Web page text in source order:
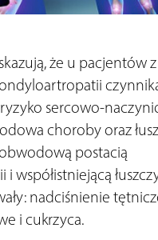
że u pacjentów z
sercowo-
choroby oraz
postacią
współistniejącą
nadciśnienie
i cukrzyca.